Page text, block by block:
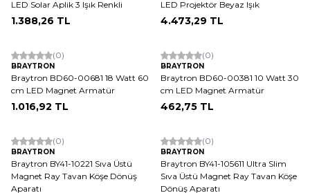
LED Solar Aplik 3 Işık Renkli
1.388,26 TL
LED Projektör Beyaz Işık
4.473,29 TL
(0)
BRAYTRON
Braytron BD60-00681 18 Watt 60
cm LED Magnet Armatür
1.016,92 TL
(0)
BRAYTRON
Braytron BD60-00381 10 Watt 30
cm LED Magnet Armatür
462,75 TL
(0)
BRAYTRON
Braytron BY41-10221 Sıva Üstü
Magnet Ray Tavan Köşe Dönüş
Aparatı
(0)
BRAYTRON
Braytron BY41-105611 Ultra Slim
Sıva Üstü Magnet Ray Tavan Köşe
Dönüş Aparatı